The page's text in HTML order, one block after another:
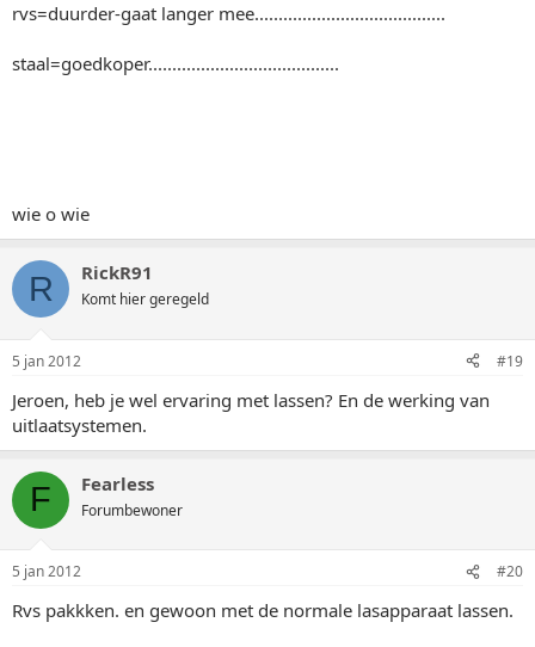
rvs=duurder-gaat langer mee........................................
staal=goedkoper........................................
wie o wie
R RickR91
Komt hier geregeld
5 jan 2012 #19
Jeroen, heb je wel ervaring met lassen? En de werking van
uitlaatsystemen.
F Fearless
Forumbewoner
5 jan 2012 #20
Rvs pakkken. en gewoon met de normale lasapparaat lassen.